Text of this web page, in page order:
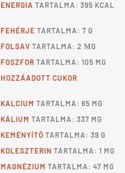
ENERGIA TARTALMA: 395 KCAL
FEHÉRJE TARTALMA: 7 G
FOLSAV TARTALMA: 2 ΜG
FOSZFOR TARTALMA: 105 MG
HOZZÁADOTT CUKOR
KALCIUM TARTALMA: 65 MG
KÁLIUM TARTALMA: 337 MG
KEMÉNYÍTŐ TARTALMA: 39 G
KOLESZTERIN TARTALMA: 1 MG
MAGNÉZIUM TARTALMA: 47 MG